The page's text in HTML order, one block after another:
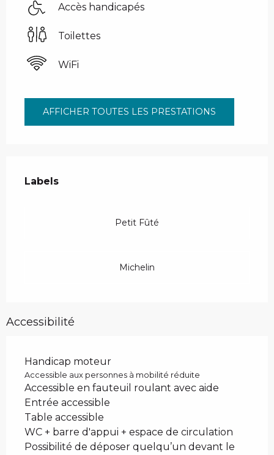
Accès handicapés
Toilettes
WiFi
AFFICHER TOUTES LES PRESTATIONS
Labels
Labels
Petit Fûté
Michelin
Accessibilité
Handicap moteur
Accessible aux personnes à mobilité réduite
Accessible en fauteuil roulant avec aide
Entrée accessible
Table accessible
WC + barre d'appui + espace de circulation
Possibilité de déposer quelqu’un devant le